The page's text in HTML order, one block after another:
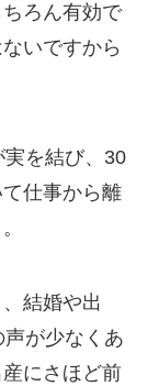
ろん有効で
いですから
を結び、30
仕事から離
結婚や出
が少なくあ
にさほど前